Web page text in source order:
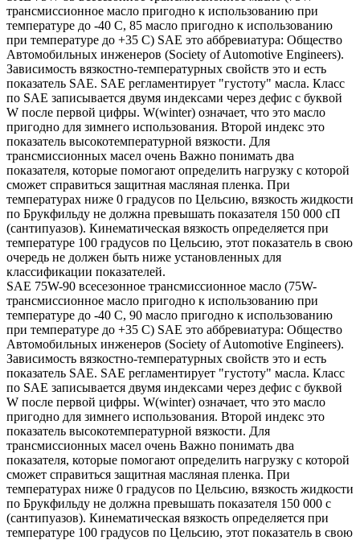
трансмиссионное масло пригодно к использованию при
температуре до -40 С, 85 масло пригодно к использованию
при температуре до +35 С) SAE это аббревиатура: Общество
Автомобильных инженеров (Society of Automotive Engineers).
Зависимость вязкостно-температурных свойств это и есть
показатель SAE. SAE регламентирует "густоту" масла. Класс
по SAE записывается двумя индексами через дефис с буквой
W после первой цифры. W(winter) означает, что это масло
пригодно для зимнего использования. Второй индекс это
показатель высокотемпературной вязкости. Для
трансмиссионных масел очень Важно понимать два
показателя, которые помогают определить нагрузку с которой
сможет справиться защитная масляная пленка. При
температурах ниже 0 градусов по Цельсию, вязкость жидкости
по Брукфильду не должна превышать показателя 150 000 сП
(сантипуазов). Кинематическая вязкость определяется при
температуре 100 градусов по Цельсию, этот показатель в свою
очередь не должен быть ниже установленных для
классификации показателей.
SAE 75W-90 всесезонное трансмиссионное масло (75W-
трансмиссионное масло пригодно к использованию при
температуре до -40 С, 90 масло пригодно к использованию
при температуре до +35 С) SAE это аббревиатура: Общество
Автомобильных инженеров (Society of Automotive Engineers).
Зависимость вязкостно-температурных свойств это и есть
показатель SAE. SAE регламентирует "густоту" масла. Класс
по SAE записывается двумя индексами через дефис с буквой
W после первой цифры. W(winter) означает, что это масло
пригодно для зимнего использования. Второй индекс это
показатель высокотемпературной вязкости. Для
трансмиссионных масел очень Важно понимать два
показателя, которые помогают определить нагрузку с которой
сможет справиться защитная масляная пленка. При
температурах ниже 0 градусов по Цельсию, вязкость жидкости
по Брукфильду не должна превышать показателя 150 000 с
(сантипуазов). Кинематическая вязкость определяется при
температуре 100 градусов по Цельсию, этот показатель в свою